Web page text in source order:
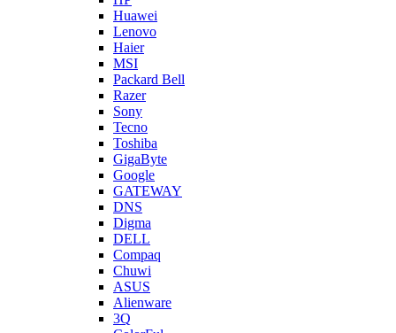
Huawei
Lenovo
Haier
MSI
Packard Bell
Razer
Sony
Tecno
Toshiba
GigaByte
Google
GATEWAY
DNS
Digma
DELL
Compaq
Chuwi
ASUS
Alienware
3Q